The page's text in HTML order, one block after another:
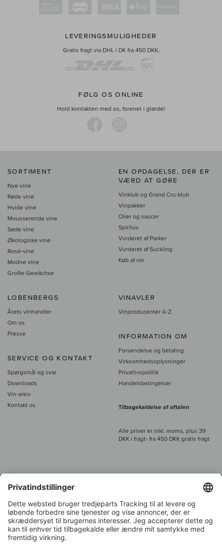
LEVERINGSMULIGHEDER
Gratis fragt via DHL i DK fra 450 DKK.
FØLG OS ONLINE
Hold kontakten med os, forenet i glæde!
SORTIMENT
Nye vine
Røde vine
Hvide vine
Mousserende vine
Søde vine
Økologiske vine
Rosé-vine
Modne vine
Große Gewächse
EN OPDAGELSE, DER ER
VÆRD AT GØRE
Vinklub og Grand Cru-klub
Vinpakker
Olier og saucer
Spiritus
Vurderet af Parker
Vurderet af Suckling
Køb af vin
LOBENBERGS
Årets vinhandler
Om os
Presse
SERVICE OG KONTAKT
Spørgsmål og svar
Downloads
Vin-arkiv
Kontakt os
VINAVLER
Vinproducenter A-Z
INFORMATION OM
Forsendelse og betaling
Virksomhedsoplysninger
Privatlivspolitik
Handelsbetingelser
Tilbagekaldelse af aftalen
Alle priser er inkl. moms, plus 39
DKK i fragt- fra 450 DKK gratis fragt
Kundeservice:
+49 421 696 797-0
1.000 vinavlere –
Over 7.000 vine
Vinhandler